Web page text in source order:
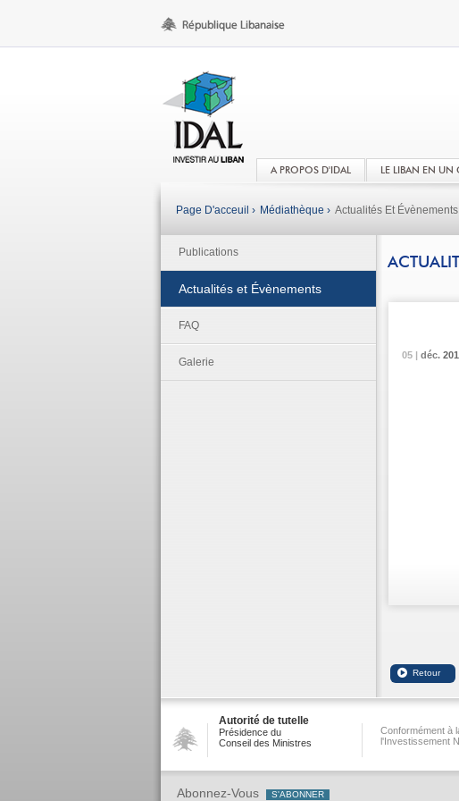
A PROPOS D'IDAL LE LIBAN EN UN
Page D'acceuil › Médiathèque › Actualités Et Évènements
Publications
Actualités et Évènements
FAQ
Galerie
05 | déc.
05 | déc.
05 | déc.
Autorité de tutelle
Présidence du
Conseil des Ministres
Conformément à
l'Investissement
Abonnez-Vous